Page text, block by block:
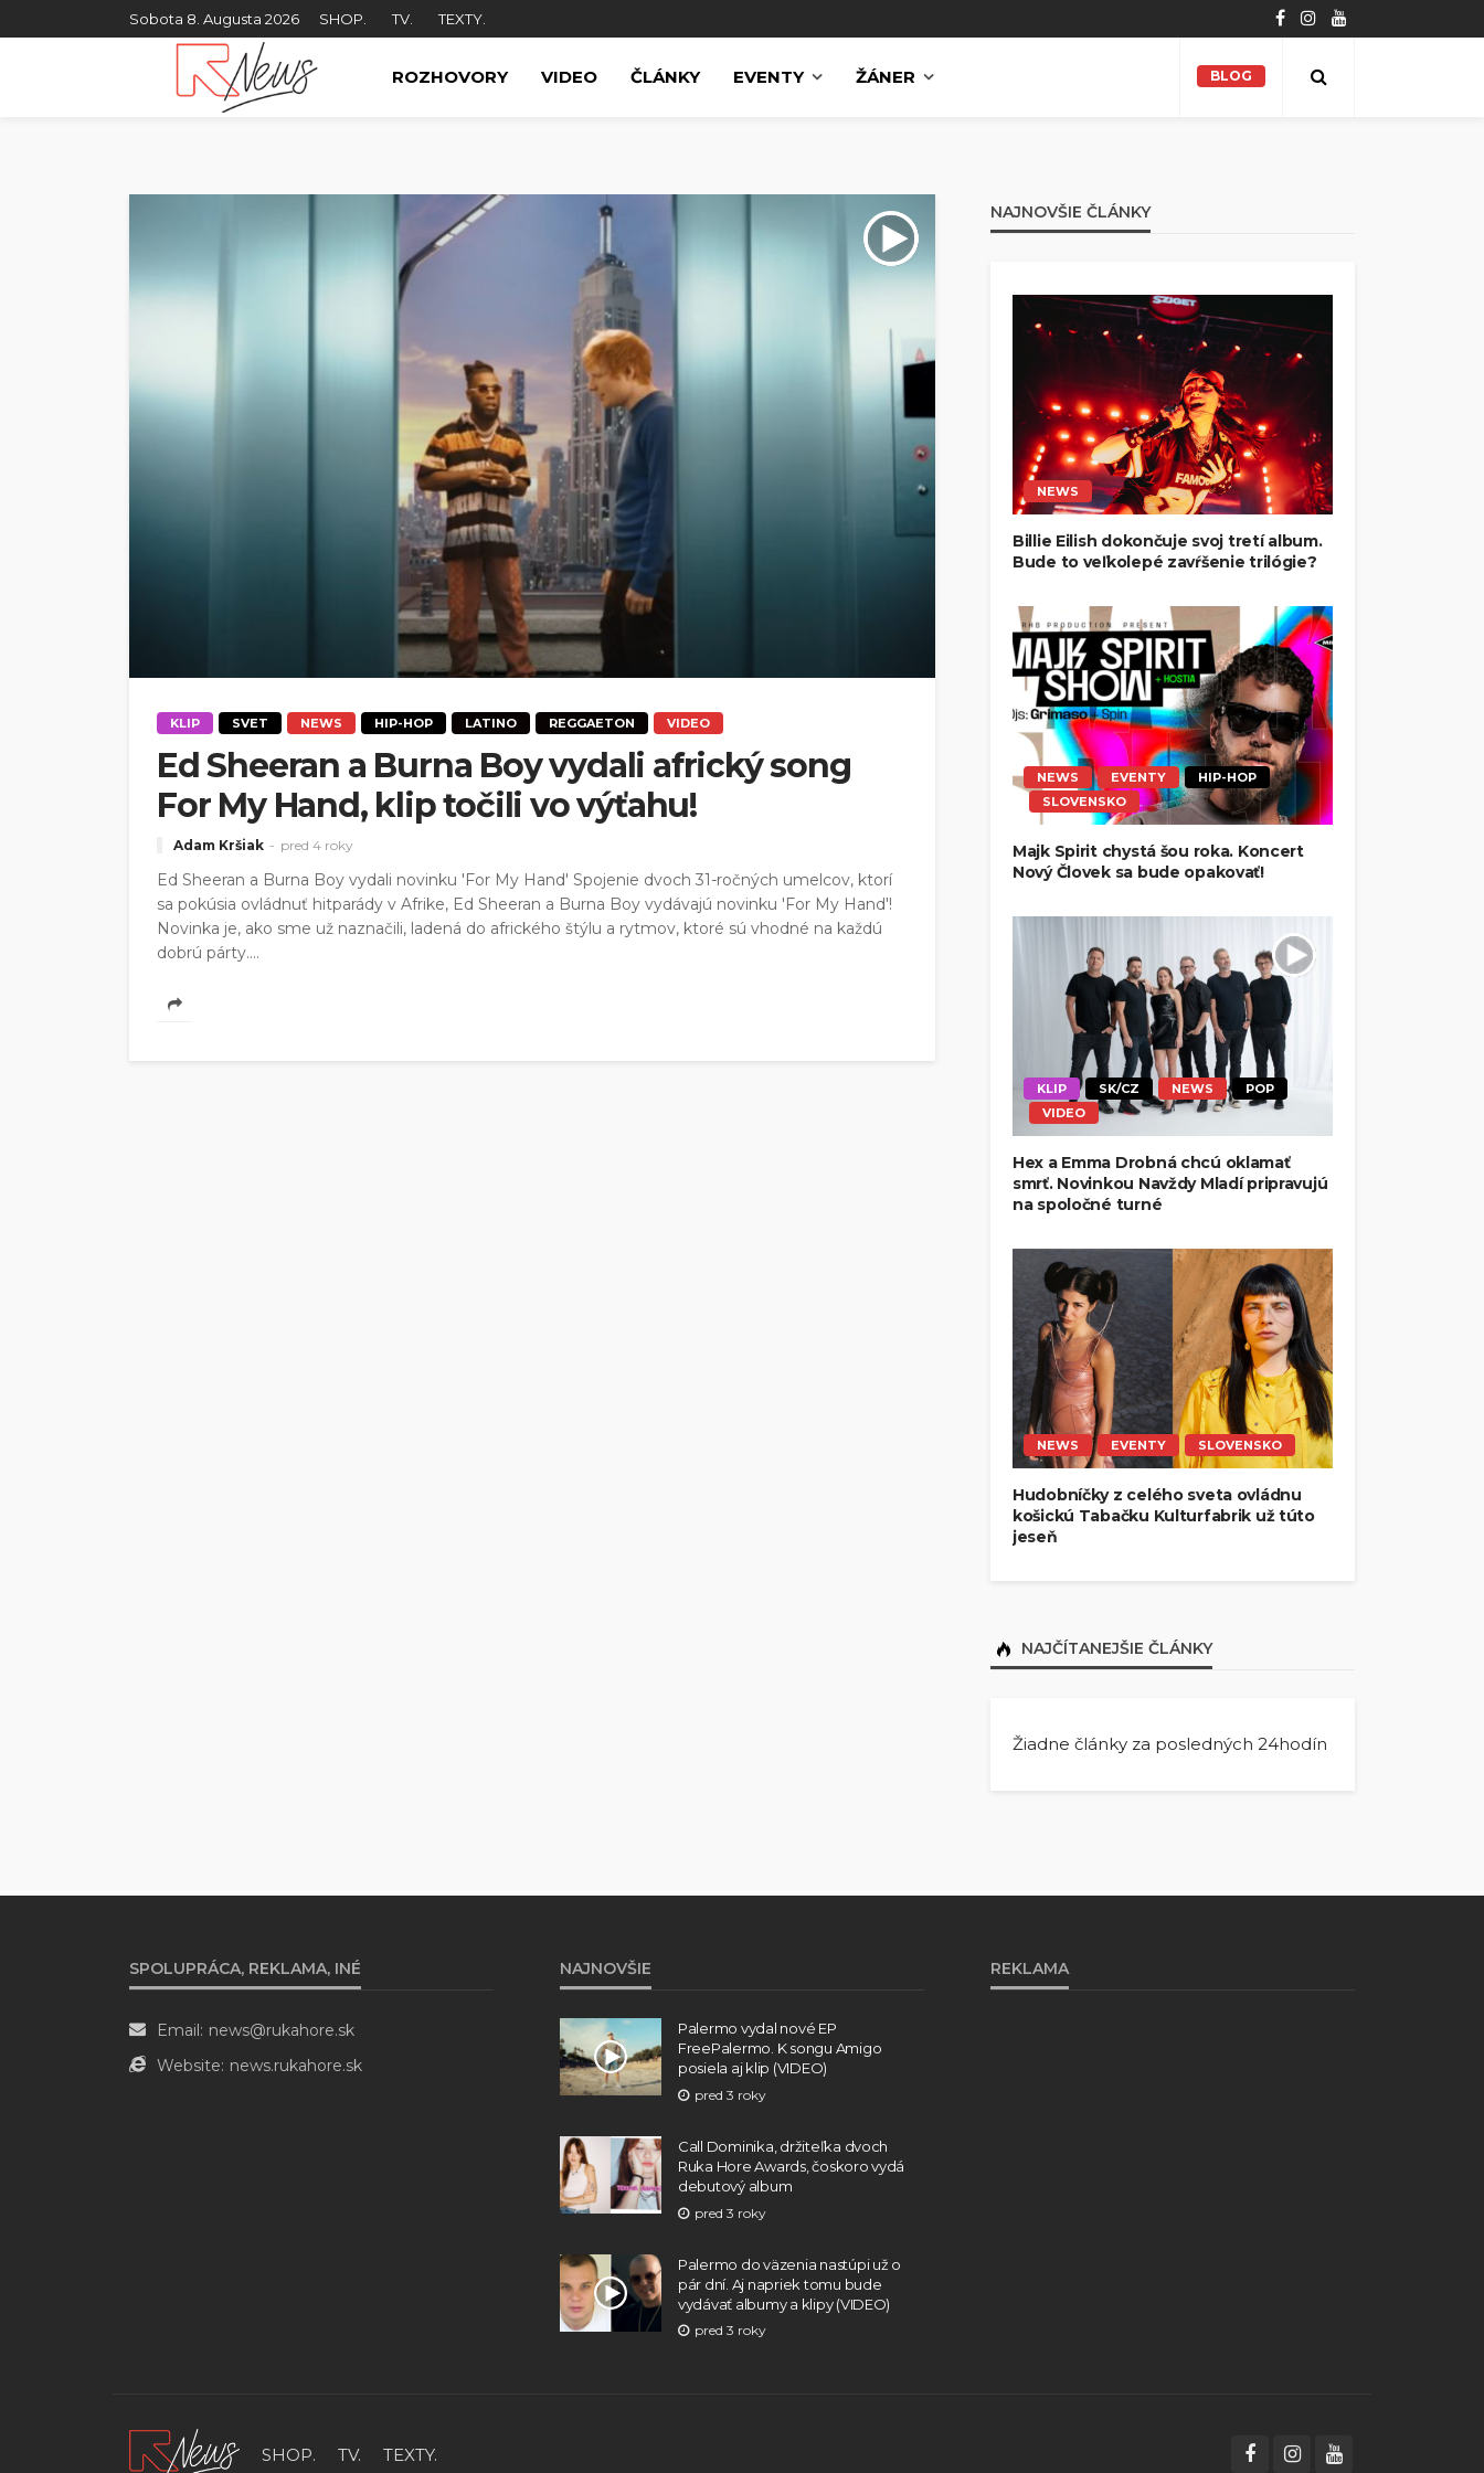
Sobota 8. Augusta 2026 SHOP. TV. TEXTY.
ROZHOVORY VIDEO ČLÁNKY EVENTY ŽÁNER BLOG
KLIP SVET NEWS HIP-HOP LATINO REGGAETON VIDEO
Ed Sheeran a Burna Boy vydali africký song
For My Hand, klip točili vo výťahu!
Adam Kršiak pred 4 roky
Ed Sheeran a Burna Boy vydali novinku 'For My Hand' Spojenie dvoch 31-ročných umelcov, ktorí
sa pokúsia ovládnuť hitparády v Afrike, Ed Sheeran a Burna Boy vydávajú novinku 'For My Hand'!
Novinka je, ako sme už naznačili, ladená do afrického štýlu a rytmov, ktoré sú vhodné na každú
dobrú párty....
NAJNOVŠIE ČLÁNKY
NEWS
Billie Eilish dokončuje svoj tretí album.
Bude to veľkolepé zavŕšenie trilógie?
NEWS EVENTY
HIP-HOP
SLOVENSKO
Majk Spirit chystá šou roka. Koncert
Nový Človek sa bude opakovať!
KLIP SK/CZ NEWS
POP
VIDEO
Hex a Emma Drobná chcú oklamať
smrť. Novinkou Navždy Mladí pripravujú
na spoločné turné
NEWS EVENTY SLOVENSKO
Hudobníčky z celého sveta ovládnu
košickú Tabačku Kulturfabrik už túto
jeseň
NAJČÍTANEJŠIE ČLÁNKY
Žiadne články za posledných 24hodín
SPOLUPRÁCA, REKLAMA, INÉ
Email: news@rukahore.sk
Website: news.rukahore.sk
NAJNOVŠIE
Palermo vydal nové EP
FreePalermo. K songu Amigo
posiela aj klip (VIDEO)
pred 3 roky
Call Dominika, držiteľka dvoch
Ruka Hore Awards, čoskoro vydá
debutový album
pred 3 roky
Palermo do väzenia nastúpi už o
pár dní. Aj napriek tomu bude
vydávať albumy a klipy (VIDEO)
pred 3 roky
REKLAMA
SHOP. TV. TEXTY.